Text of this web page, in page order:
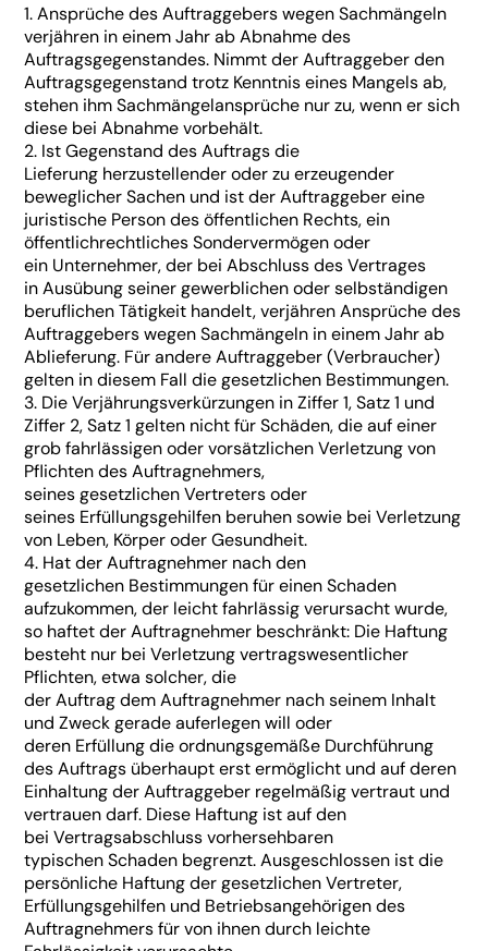
1. Ansprüche des Auftraggebers wegen Sachmängeln
verjähren in einem Jahr ab Abnahme des
Auftragsgegenstandes. Nimmt der Auftraggeber den
Auftragsgegenstand trotz Kenntnis eines Mangels ab,
stehen ihm Sachmängelansprüche nur zu, wenn er sich
diese bei Abnahme vorbehält.
2. Ist Gegenstand des Auftrags die
Lieferung herzustellender oder zu erzeugender
beweglicher Sachen und ist der Auftraggeber eine
juristische Person des öffentlichen Rechts, ein
öffentlichrechtliches Sondervermögen oder
ein Unternehmer, der bei Abschluss des Vertrages
in Ausübung seiner gewerblichen oder selbständigen
beruflichen Tätigkeit handelt, verjähren Ansprüche des
Auftraggebers wegen Sachmängeln in einem Jahr ab
Ablieferung. Für andere Auftraggeber (Verbraucher)
gelten in diesem Fall die gesetzlichen Bestimmungen.
3. Die Verjährungsverkürzungen in Ziffer 1, Satz 1 und
Ziffer 2, Satz 1 gelten nicht für Schäden, die auf einer
grob fahrlässigen oder vorsätzlichen Verletzung von
Pflichten des Auftragnehmers,
seines gesetzlichen Vertreters oder
seines Erfüllungsgehilfen beruhen sowie bei Verletzung
von Leben, Körper oder Gesundheit.
4. Hat der Auftragnehmer nach den
gesetzlichen Bestimmungen für einen Schaden
aufzukommen, der leicht fahrlässig verursacht wurde,
so haftet der Auftragnehmer beschränkt: Die Haftung
besteht nur bei Verletzung vertragswesentlicher
Pflichten, etwa solcher, die
der Auftrag dem Auftragnehmer nach seinem Inhalt
und Zweck gerade auferlegen will oder
deren Erfüllung die ordnungsgemäße Durchführung
des Auftrags überhaupt erst ermöglicht und auf deren
Einhaltung der Auftraggeber regelmäßig vertraut und
vertrauen darf. Diese Haftung ist auf den
bei Vertragsabschluss vorhersehbaren
typischen Schaden begrenzt. Ausgeschlossen ist die
persönliche Haftung der gesetzlichen Vertreter,
Erfüllungsgehilfen und Betriebsangehörigen des
Auftragnehmers für von ihnen durch leichte